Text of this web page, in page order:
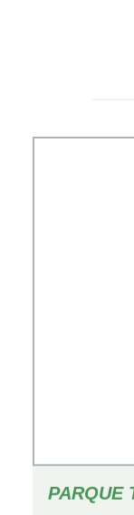
PARQUE